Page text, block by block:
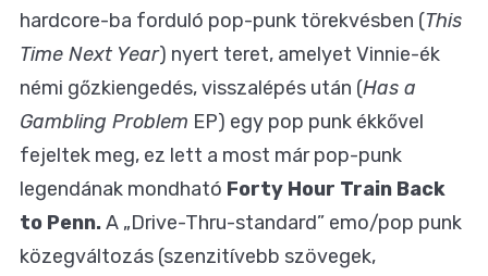
hardcore-ba forduló pop-punk törekvésben (This
Time Next Year) nyert teret, amelyet Vinnie-ék
némi gőzkiengedés, visszalépés után (Has a
Gambling Problem EP) egy pop punk ékkővel
fejeltek meg, ez lett a most már pop-punk
legendának mondható Forty Hour Train Back
to Penn.A „Drive-Thru-standard” emo/pop punk
közegváltozás (szenzitívebb szövegek,